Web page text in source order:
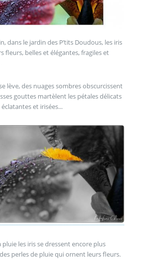
dans le jardin des P’tits Doudous, les iris
fleurs, belles et élégantes, fragiles et
lève, des nuages sombres obscurcissent
gouttes martèlent les pétales délicats
et irisées...
pluie les iris se dressent encore plus
perles de pluie qui ornent leurs fleurs.